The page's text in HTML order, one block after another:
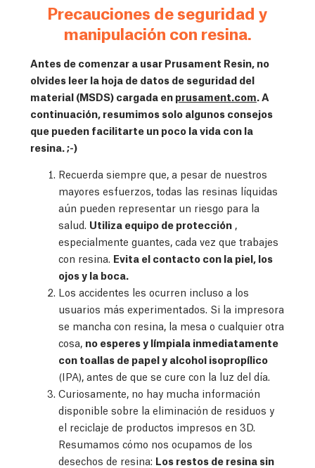
Precauciones de seguridad y
manipulación con resina.
Antes de comenzar a usar Prusament Resin, no
olvides leer la hoja de datos de seguridad del
material (MSDS) cargada en prusament.com. A
continuación, resumimos solo algunos consejos
que pueden facilitarte un poco la vida con la
resina. ;-)
Recuerda siempre que, a pesar de nuestros
mayores esfuerzos, todas las resinas líquidas
aún pueden representar un riesgo para la
salud. Utiliza equipo de protección
especialmente guantes, cada vez que trabajes
con resina. Evita el contacto con la piel, los
ojos y la boca.
Los accidentes les ocurren incluso a los
usuarios más experimentados. Si la impresora
se mancha con resina, la mesa o cualquier otra
cosa, no esperes y límpiala inmediatamente
con toallas de papel y alcohol isopropílico
(IPA), antes de que se cure con la luz del día.
Curiosamente, no hay mucha información
disponible sobre la eliminación de residuos y
el reciclaje de productos impresos en 3D.
Resumamos cómo nos ocupamos de los
desechos de resina: Los restos de resina sin